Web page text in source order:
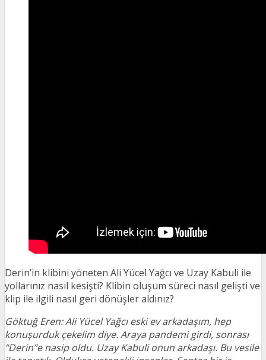
Derin’in klibini yöneten Ali Yücel Yağcı ve Uzay Kabuli ile
yollarınız nasıl kesişti? Klibin oluşum süreci nasıl gelişti ve
klip ile ilgili nasıl geri dönüşler aldınız?
Göktuğ Eren: Ali Yücel Yağcı eski ev arkadaşım, hep
konuşurduk çekelim diye. Araya pandemi girdi, sonrası
“Derin”e nasip oldu. Uzay Kabuli onun arkadaşı. Bu vesile